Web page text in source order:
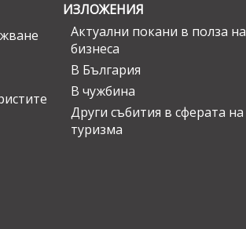
ИЗЛОЖЕНИЯ
Актуални покани в полза на
бизнеса
В България
В чужбина
Други събития в сферата на
туризма